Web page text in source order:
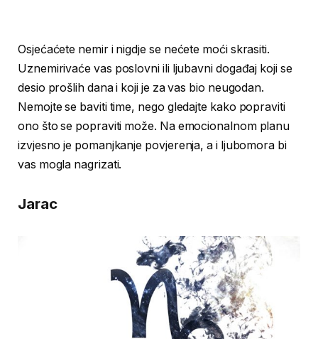
Osjećaćete nemir i nigdje se nećete moći skrasiti.
Uznemirivaće vas poslovni ili ljubavni događaj koji se
desio prošlih dana i koji je za vas bio neugodan.
Nemojte se baviti time, nego gledajte kako popraviti
ono što se popraviti može. Na emocionalnom planu
izvjesno je pomanjkanje povjerenja, a i ljubomora bi
vas mogla nagrizati.
Jarac